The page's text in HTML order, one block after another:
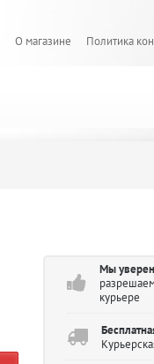
О магазине Политика
Мы
курьере